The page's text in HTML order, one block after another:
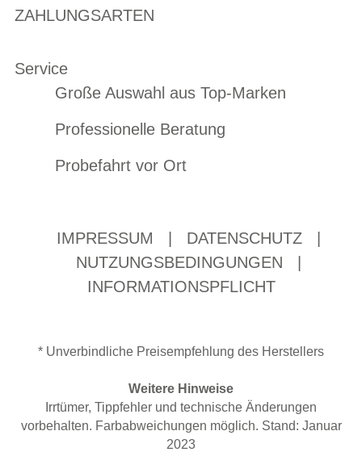
ZAHLUNGSARTEN
Service
Große Auswahl aus Top-Marken
Professionelle Beratung
Probefahrt vor Ort
IMPRESSUM DATENSCHUTZ
NUTZUNGSBEDINGUNGEN
INFORMATIONSPFLICHT
* Unverbindliche Preisempfehlung des Herstellers
Weitere Hinweise
Irrtümer, Tippfehler und technische Änderungen
vorbehalten. Farbabweichungen möglich. Stand: Januar
2023